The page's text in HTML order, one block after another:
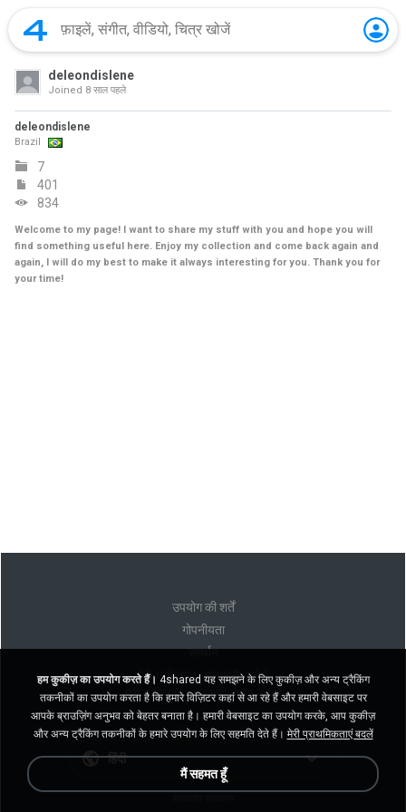
deleondislene
Joined 8 साल पहले
deleondislene
Brazil
7
401
834
Welcome to my page! I want to share my stuff with you and hope you will
find something useful here. Enjoy my collection and come back again and
again, I will do my best to make it always interesting for you. Thank you for
your time!
उपयोग की शर्तें
गोपनीयता
समर्थन
मेरी व्यक्तिगत जानकारी न बेचें
मेरी व्यक्तिगत जानकारी साझा न करें
हिंदी
हम कुकीज़ का उपयोग करते हैं। 4shared यह समझने के लिए कुकीज़ और अन्य ट्रैकिंग
तकनीकों का उपयोग करता है कि हमारे विज़िटर कहां से आ रहे हैं और हमारी वेबसाइट पर
आपके ब्राउज़िंग अनुभव को बेहतर बनाता है। हमारी वेबसाइट का उपयोग करके, आप कुकीज़
और अन्य ट्रैकिंग तकनीकों के हमारे उपयोग के लिए सहमति देते हैं। मेरी प्राथमिकताएं बदलें
मैं सहमत हूँ